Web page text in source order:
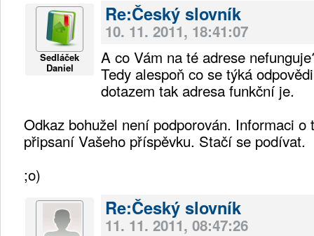
Sedláček
Daniel
Re:Český slovník
10. 11. 2011, 18:41:07
A co Vám na té adrese
Tedy alespoň co se týká
dotazem tak adresa funkční je.
Odkaz bohužel není podporován. Informaci o
připsaní Vašeho příspěvku. Stačí se podívat.
;o)
Re:Český slovník
11. 11. 2011, 08:47:26